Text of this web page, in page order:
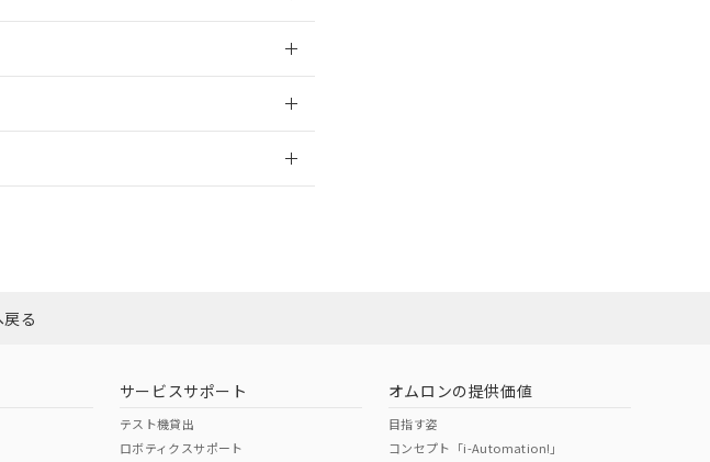
る
サービスサポート
テスト機貸出
ロボティクスサポート
オムロンの提供価値
目指す姿
コンセプト「i-Automation!」